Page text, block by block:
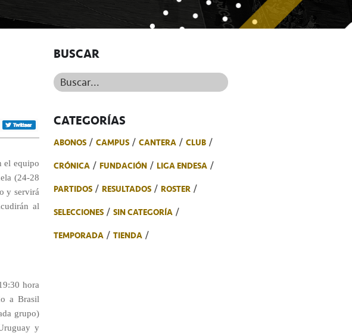
el equipo
(24-28
y servirá
al
hora
a Brasil
grupo)
y
BUSCAR
Buscar...
CATEGORÍAS
ABONOS CAMPUS CANTERA
CLUB
CRÓNICA
FUNDACIÓN
LIGA ENDESA
PARTIDOS
RESULTADOS
ROSTER
SELECCIONES
SIN CATEGORÍA
TEMPORADA
TIENDA